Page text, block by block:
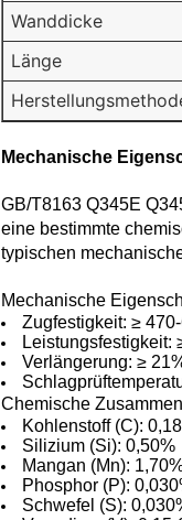
Wanddicke
Länge
Mechanische
GB/T8163 Q345E
eine bestimmte
typischen
Mechanische
Zugfestigkeit: ≥
Leistungsfestigkeit:
Verlängerung: ≥
Chemische
Kohlenstoff (C):
Silizium (Si): 0,50%
Mangan (Mn):
Phosphor (P):
Schwefel (S):